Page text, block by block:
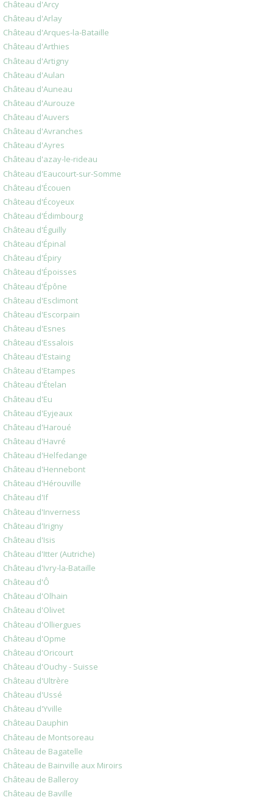
Château d'Arcy
Château d'Arlay
Château d'Arques-la-Bataille
Château d'Arthies
Château d'Artigny
Château d'Aulan
Château d'Auneau
Château d'Aurouze
Château d'Auvers
Château d'Avranches
Château d'Ayres
Château d'azay-le-rideau
Château d'Eaucourt-sur-Somme
Château d'Écouen
Château d'Écoyeux
Château d'Édimbourg
Château d'Éguilly
Château d'Épinal
Château d'Épiry
Château d'Époisses
Château d'Épône
Château d'Esclimont
Château d'Escorpain
Château d'Esnes
Château d'Essalois
Château d'Estaing
Château d'Etampes
Château d'Ételan
Château d'Eu
Château d'Eyjeaux
Château d'Haroué
Château d'Havré
Château d'Helfedange
Château d'Hennebont
Château d'Hérouville
Château d'If
Château d'Inverness
Château d'Irigny
Château d'Isis
Château d'Itter (Autriche)
Château d'Ivry-la-Bataille
Château d'Ô
Château d'Olhain
Château d'Olivet
Château d'Olliergues
Château d'Opme
Château d'Oricourt
Château d'Ouchy - Suisse
Château d'Ultrère
Château d'Ussé
Château d'Yville
Château Dauphin
Château de Montsoreau
Château de Bagatelle
Château de Bainville aux Miroirs
Château de Balleroy
Château de Baville